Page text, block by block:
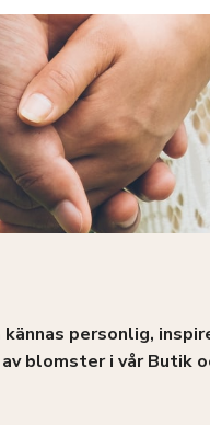
personlig,
blomster i vår Butik